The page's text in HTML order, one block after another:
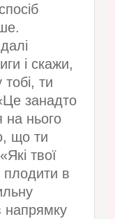
і скажи,
ти
занадто
на нього
що ти
твої
в
напрямку